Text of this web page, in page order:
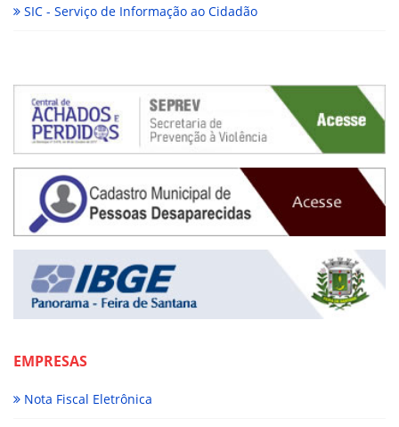
SIC - Serviço de Informação ao Cidadão
EMPRESAS
Nota Fiscal Eletrônica